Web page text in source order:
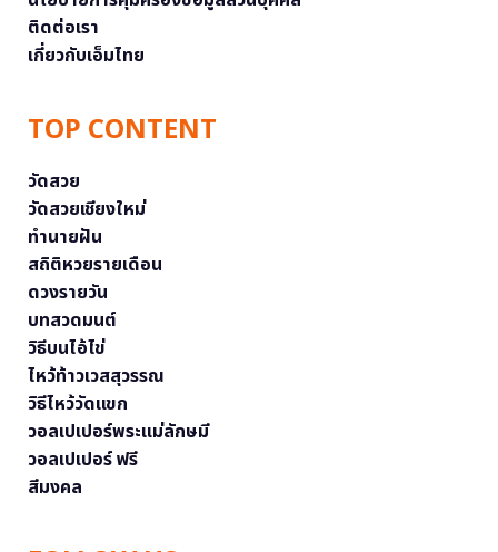
ติดต่อเรา
เกี่ยวกับเอ็มไทย
TOP CONTENT
วัดสวย
วัดสวยเชียงใหม่
ทำนายฝัน
สถิติหวยรายเดือน
ดวงรายวัน
บทสวดมนต์
วิธีบนไอ้ไข่
ไหว้ท้าวเวสสุวรรณ
วิธีไหว้วัดแขก
วอลเปเปอร์พระแม่ลักษมี
วอลเปเปอร์ ฟรี
สีมงคล